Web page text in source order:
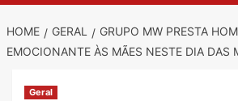
HOME GERAL
GRUPO MW PRESTA
EMOCIONANTE ÀS MÃES NESTE DIA DAS
Geral